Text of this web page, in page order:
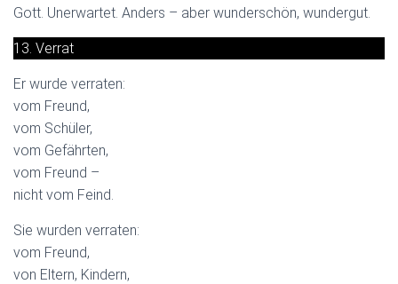
Gott. Unerwartet. Anders – aber wunderschön, wundergut.
13. Verrat
Er wurde verraten:
vom Freund,
vom Schüler,
vom Gefährten,
vom Freund –
nicht vom Feind.
Sie wurden verraten:
vom Freund,
von Eltern, Kindern,